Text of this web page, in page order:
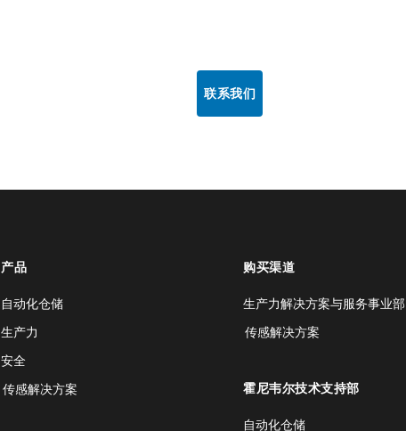
联系我们
产品
自动化仓储
生产力
安全
传感解决方案
购买渠道
生产力解决方案与服务事业部
传感解决方案
霍尼韦尔技术支持部
自动化仓储